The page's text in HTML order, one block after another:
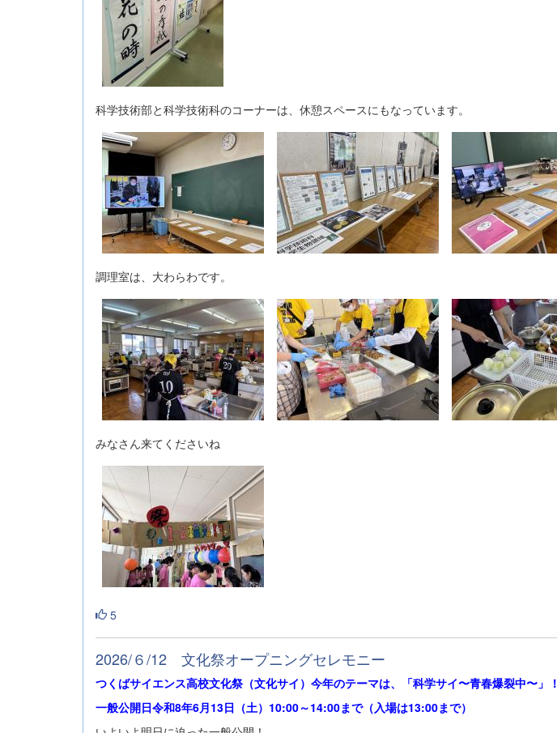
科学技術部と科学技術科のコーナーは、休憩スペースにもなっています。
調理室は、大わらわです。
みなさん来てくださいね
5
2026/６/12 文化祭オープニングセレモニー
つくばサイエンス高校文化祭（文化サイ）今年のテーマは、「科学サイ〜青春爆裂中〜」！
一般公開日令和8年6月13日（土）10:00～14:00まで（入場は13:00まで）